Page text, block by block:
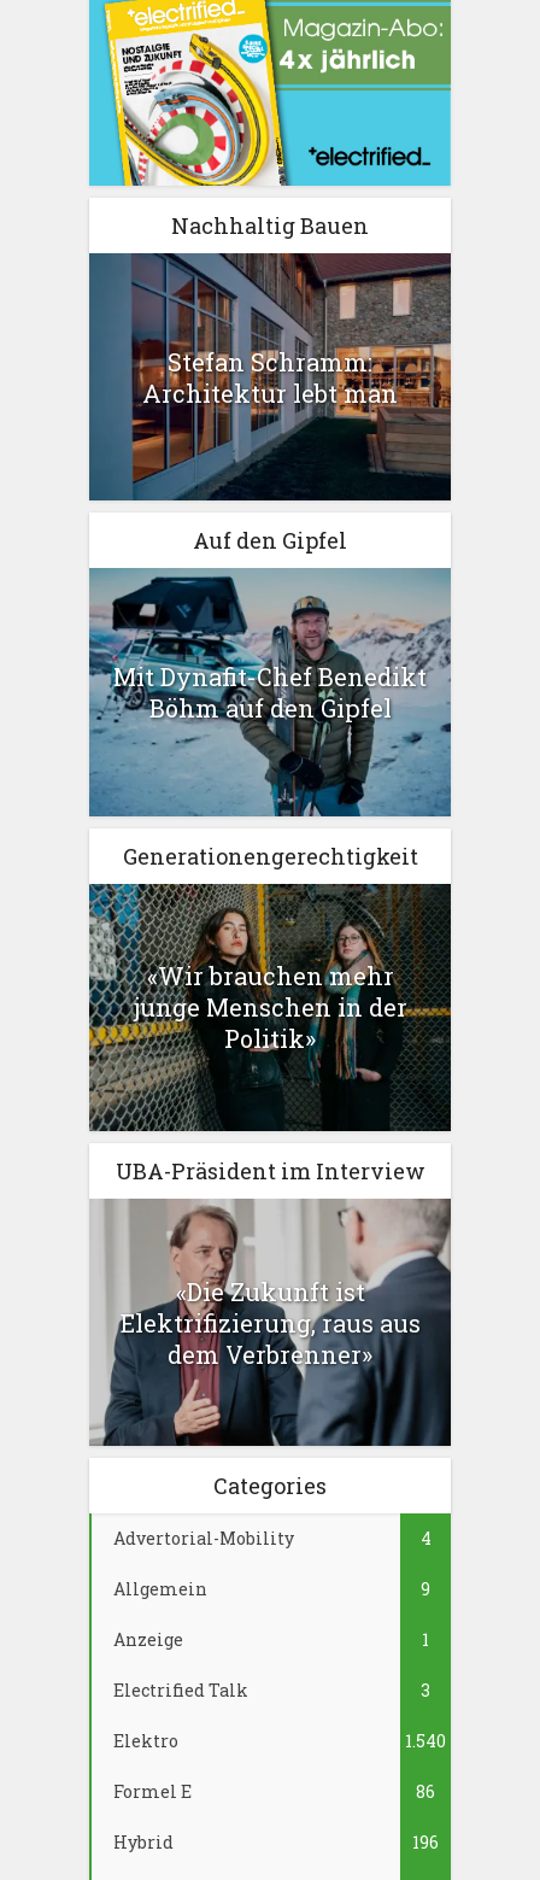
Nachhaltig Bauen
Stefan Schramm:
Architektur lebt man
Auf den Gipfel
Mit Dynafit-Chef Benedikt
Böhm auf den Gipfel
Generationengerechtigkeit
«Wir brauchen mehr
junge Menschen in der
Politik»
UBA-Präsident im Interview
«Die Zukunft ist
Elektrifizierung, raus aus
dem Verbrenner»
Categories
Advertorial-Mobility 4
Allgemein 9
Anzeige 1
Electrified Talk 3
Elektro 1.540
Formel E 86
Hybrid 196